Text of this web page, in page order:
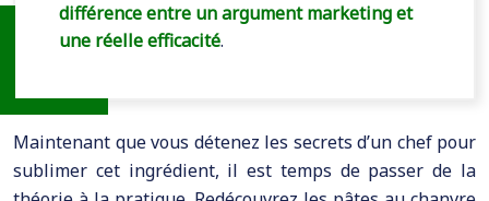
différence entre un argument marketing et
une réelle efficacité.
Maintenant que vous détenez les secrets d’un chef pour
sublimer cet ingrédient, il est temps de passer de la